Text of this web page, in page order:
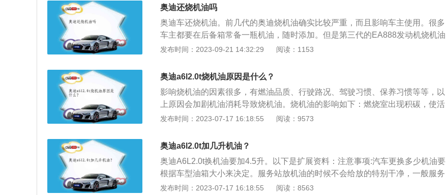
奥迪还烧机油吗
奥迪车还烧机油。前几代的奥迪烧机油确实比较严重，而且影响车主使用。很多
车主都要在后备箱常备一瓶机油，随时添加。但是第三代的EA888发动机烧机油
情况已经有了很大的缓解，基本不影响使用。烧机油预防措施：1.使用高品质机
参与燃烧，所以使用高品质的机油可以大大延缓这一现象。2.注意燃油油路的清
洁：燃油在燃烧过程中必不可少的会产生积碳，而积碳又是引发一些汽车故障的
根源，如气门油封的老化、活塞缸壁间隙变大，都与积碳的形成有着直接或间接
的关系，所以保持燃油油路的洁净对于预防烧机油有着很大的帮助。
发布时间：2023-09-21 14:32:29 阅读：1153
奥迪a6l2.0t烧机油原因是什么？
影响烧机油的因素很多，有燃油品质、行驶路况、驾驶习惯、保养习惯等等，以
上原因会加剧机油消耗导致烧机油。烧机油的影响如下：燃烧室出现积碳，使活
塞环的气环卡滞，出现密封不良的情况；润滑系统中产生油泥，油泥使油环的回
封性能失效。导致烧机油的原因有冷车烧机油、热车烧机油。以下是关于冷车烧
机油、热车烧机油的介绍。冷车烧机油：在汽车温度尚未完全热起来时，发动机
排气管排出许多蓝烟，但热车后正常。这个现象的出现是气门油封老化导致。气
门油封由于温度的降低，橡胶物质的气门油封出现僵硬导致无法完全密封，机油
从气门处漏进燃烧室燃烧后出现了上面的现象。热车烧机油：在汽车达到正常温
发布时间：2023-07-17 16:18:55 阅读：9573
奥迪a6l2.0t加几升机油？
奥迪A6L2.0t换机油要加4.5升。以下是扩展资料：注意事项:汽车更换多少机油要
根据车型油箱大小来决定。服务站放机油的时候不会给放的特别干净，一般服务
站都会说用5L，多要度一升机油的钱。所以，奥迪A6L2.0t换机油时，为了节省
发布时间：2023-07-17 16:18:55 阅读：8563